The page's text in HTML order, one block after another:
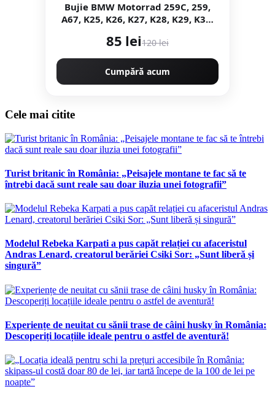
Bujie BMW Motorrad 259C, 259,
A67, K25, K26, K27, K28, K29, K30,
85 lei120 lei
Cumpără acum
Cele mai citite
Turist britanic în România: „Peisajele montane te fac să te
întrebi dacă sunt reale sau doar iluzia unei fotografii”
Modelul Rebeka Karpati a pus capăt relației cu afaceristul
Andras Lenard, creatorul berăriei Csiki Sor: „Sunt liberă și
singură”
Experiențe de neuitat cu sănii trase de câini husky în România:
Descoperiți locațiile ideale pentru o astfel de aventură!